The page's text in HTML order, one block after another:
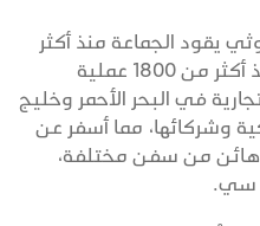
يقود الجماعة منذ أكثر
من عقد، وقد أشرف على تنفيذ أكثر من 1800 عملية
في البحر الأحمر وخليج
وشركائها، مما أسفر عن
من سفن مختلفة،
سي.